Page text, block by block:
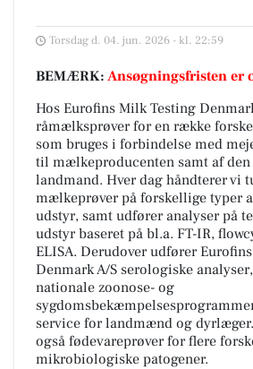
Torsdag d. 04. jun. 2026 - kl. 22:59
BEMÆRK: Ansøgningsfristen er
Hos Eurofins Milk Testing
råmælksprøver for en række
som bruges i forbindelse med
til mælkeproducenten samt af den
landmand. Hver dag håndterer vi
mælkeprøver på forskellige typer
udstyr, samt udfører analyser på
udstyr baseret på bl.a. FT-IR,
ELISA. Derudover udfører
Denmark A/S serologiske
nationale zoonose- og
service for landmænd og
også fødevareprøver for flere
mikrobiologiske patogener.